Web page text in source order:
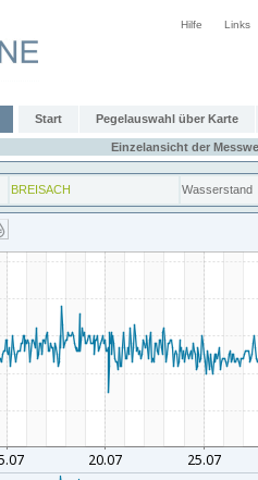
Hilfe Links
Start Pegelauswahl über Karte
Einzelansicht der
BREISACH Wasserstand